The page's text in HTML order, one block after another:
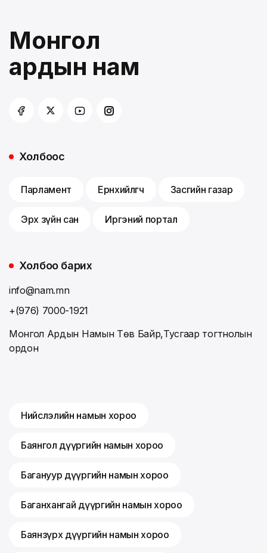
Монгол
ардын нам
Холбоос
Парламент Ерөнхийлөгч Засгийн газар
Эрх зүйн сан Иргэний портал
Холбоо барих
info@nam.mn
+(976) 7000-1921
Монгол Ардын Намын Төв Байр,Тусгаар тогтнолын
ордон
Нийслэлийн намын хороо
Баянгол дүүргийн намын хороо
Багануур дүүргийн намын хороо
Баганхангай дүүргийн намын хороо
Баянзүрх дүүргийн намын хороо